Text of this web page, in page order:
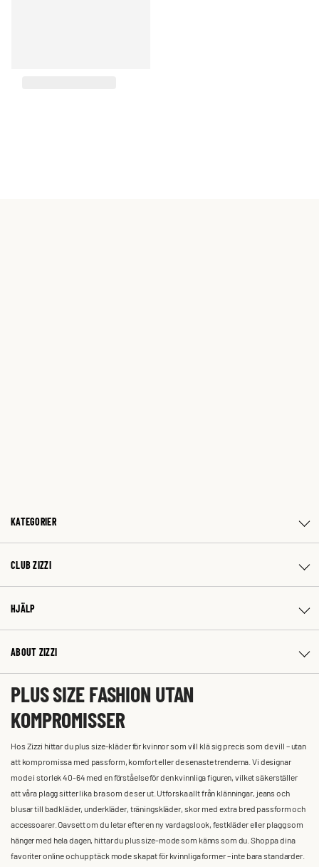
KATEGORIER
CLUB ZIZZI
HJÄLP
ABOUT ZIZZI
PLUS SIZE FASHION UTAN
KOMPROMISSER
Hos Zizzi hittar du plus size-kläder för kvinnor som vill klä sig precis som de vill – utan
att kompromissa med passform, komfort eller de senaste trenderna. Vi designar
mode i storlek 40-64 med en förståelse för den kvinnliga figuren, vilket säkerställer
att våra plagg sitter lika bra som de ser ut. Utforska allt från klänningar, jeans och
blusar till badkläder, underkläder, träningskläder, skor med extra bred passform och
accessoarer. Oavsett om du letar efter en ny vardagslook, festkläder eller plagg som
hänger med hela dagen, hittar du plus size-mode som känns som du. Shoppa dina
favoriter online och upptäck mode skapat för kvinnliga former – inte bara standarder.